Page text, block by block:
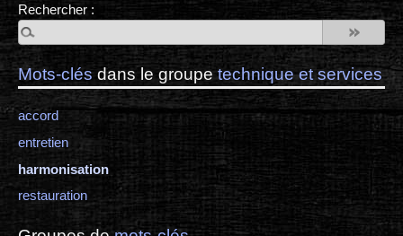
Rechercher :
Mots-clés dans le groupetechnique et services
accord
entretien
harmonisation
restauration